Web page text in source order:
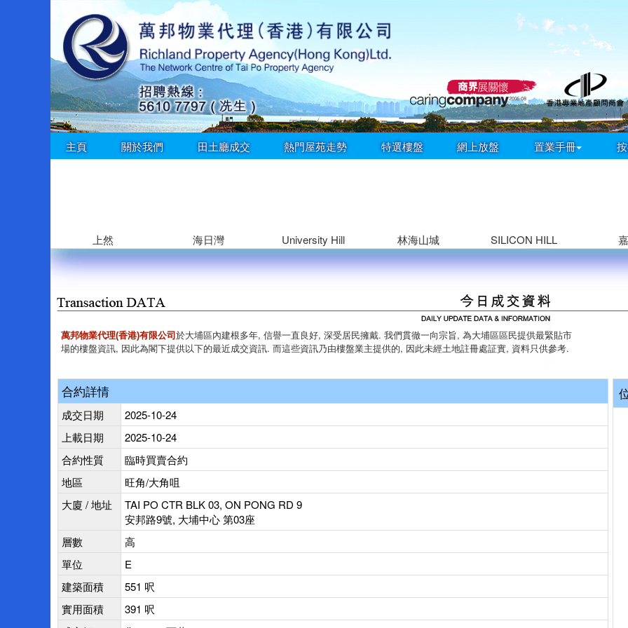
主頁 關於我們 田土廳成交 熱門屋苑走勢 特選樓盤 網上放盤 置業手冊
上然 海日灣 University Hill 林海山城 SILICON HILL
萬邦物業代理(香港)有限公司 於大埔區內建根多年, 信譽一直良好, 深受居民擁戴. 我們貫徹一向宗旨, 為大埔區區民提供最緊貼市
場的樓盤資訊, 因此為閣下提供以下的最近成交資訊. 而這些資訊乃由樓盤業主提供的, 因此未經土地註冊處証實, 資料只供參考.
合約詳情
成交日期
2025-10-24
上載日期
2025-10-24
合約性質
臨時買賣合約
地區
旺角/大角咀
大廈 / 地址
TAI PO CTR BLK 03, ON PONG RD 9
安邦路9號, 大埔中心 第03座
層數
高
單位
E
建築面積
551 呎
實用面積
391 呎